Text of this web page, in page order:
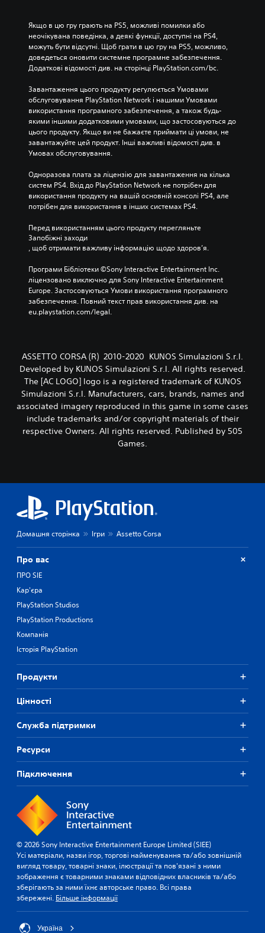
Якщо в цю гру грають на PS5, можливі помилки або
неочікувана поведінка, а деякі функції, доступні на PS4,
можуть бути відсутні. Щоб грати в цю гру на PS5, можливо,
доведеться оновити системне програмне забезпечення.
Додаткові відомості див. на сторінці PlayStation.com/bc.
Завантаження цього продукту регулюється Умовами
обслуговування PlayStation Network і нашими Умовами
використання програмного забезпечення, а також будь-
якими іншими додатковими умовами, що застосовуються до
цього продукту. Якщо ви не бажаєте приймати ці умови, не
завантажуйте цей продукт. Інші важливі відомості див. в
Умовах обслуговування.
Одноразова плата за ліцензію для завантаження на кілька
систем PS4. Вхід до PlayStation Network не потрібен для
використання продукту на вашій основній консолі PS4, але
потрібен для використання в інших системах PS4.
Перед використанням цього продукту перегляньте
Запобіжні заходи
, щоб отримати важливу інформацію щодо здоров’я.
Програми Бібліотеки ©Sony Interactive Entertainment Inc.
ліцензовано виключно для Sony Interactive Entertainment
Europe. Застосовуються Умови використання програмного
забезпечення. Повний текст прав використання див. на
eu.playstation.com/legal.
ASSETTO CORSA (R) 2010-2020 KUNOS Simulazioni S.r.l.
Developed by KUNOS Simulazioni S.r.l. All rights reserved.
The [AC LOGO] logo is a registered trademark of KUNOS
Simulazioni S.r.l. Manufacturers, cars, brands, names and
associated imagery reproduced in this game in some cases
include trademarks and/or copyright materials of their
respective Owners. All rights reserved. Published by 505
Games.
Домашня сторінка Ігри Assetto Corsa
Про вас
ПРО SIE
Кар'єра
PlayStation Studios
PlayStation Productions
Компанія
Історія PlayStation
Продукти
Цiнностi
Служба підтримки
Ресурси
Підключення
© 2026 Sony Interactive Entertainment Europe Limited (SIEE)
Усі матеріали, назви ігор, торгові найменування та/або зовнішній
вигляд товару, товарні знаки, ілюстрації та пов'язані з ними
зображення є товарними знаками відповідних власників та/або
зберігають за ними їхнє авторське право. Всі права
збережені. Більше інформації
Україна